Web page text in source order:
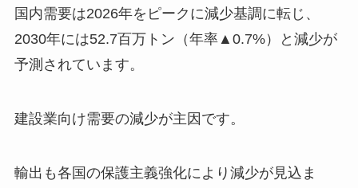
国内需要は2026年をピークに減少基調に転じ、
2030年には52.7百万トン（年率▲0.7%）と減少が
予測されています。
建設業向け需要の減少が主因です。
輸出も各国の保護主義強化により減少が見込ま